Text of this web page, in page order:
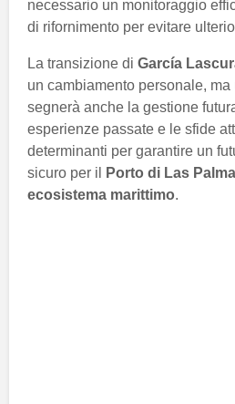
necessario un monitoraggio
di rifornimento per evitare
La transizione di García
un cambiamento personale,
segnerà anche la gestione
esperienze passate e le sfide
determinanti per garantire un
sicuro per il
Porto di Las
ecosistema marittimo.